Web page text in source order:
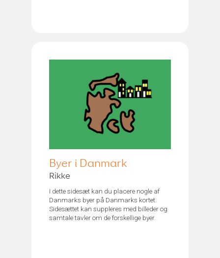
Byer i Danmark
Rikke
I dette sidesæt kan du placere nogle af
Danmarks byer på Danmarks kortet.
Sidesættet kan suppleres med billeder og
samtale tavler om de forskellige byer.